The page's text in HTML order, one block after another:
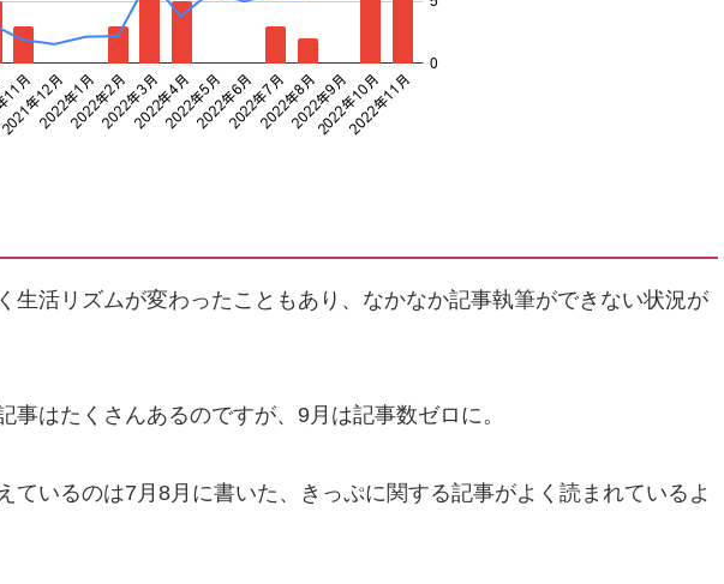
生活リズムが変わったこともあり、なかなか記事執筆ができない状況が
事はたくさんあるのですが、9月は記事数ゼロに。
ているのは7月8月に書いた、きっぷに関する記事がよく読まれているよ